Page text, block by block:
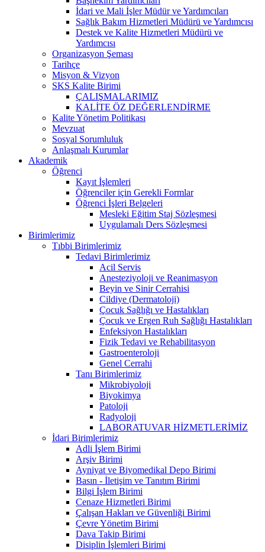
İdari ve Mali İşler Müdür ve Yardımcıları
Sağlık Bakım Hizmetleri Müdürü ve Yardımcısı
Destek ve Kalite Hizmetleri Müdürü ve
Yardımcısı
Organizasyon Şeması
Tarihçe
Misyon & Vizyon
SKS Kalite Birimi
ÇALIŞMALARIMIZ
KALİTE ÖZ DEĞERLENDİRME
Kalite Yönetim Politikası
Mevzuat
Sosyal Sorumluluk
Anlaşmalı Kurumlar
Akademik
Öğrenci
Kayıt İşlemleri
Öğrenciler için Gerekli Formlar
Öğrenci İşleri Belgeleri
Mesleki Eğitim Staj Sözleşmesi
Uygulamalı Ders Sözleşmesi
Birimlerimiz
Tıbbi Birimlerimiz
Tedavi Birimlerimiz
Acil Servis
Anesteziyoloji ve Reanimasyon
Beyin ve Sinir Cerrahisi
Cildiye (Dermatoloji)
Çocuk Sağlığı ve Hastalıkları
Çocuk ve Ergen Ruh Sağlığı Hastalıkları
Enfeksiyon Hastalıkları
Fizik Tedavi ve Rehabilitasyon
Gastroenteroloji
Genel Cerrahi
Tanı Birimlerimiz
Mikrobiyoloji
Biyokimya
Patoloji
Radyoloji
LABORATUVAR HİZMETLERİMİZ
İdari Birimlerimiz
Adli İşlem Birimi
Arşiv Birimi
Ayniyat ve Biyomedikal Depo Birimi
Basın - İletişim ve Tanıtım Birimi
Bilgi İşlem Birimi
Cenaze Hizmetleri Birimi
Çalışan Hakları ve Güvenliği Birimi
Çevre Yönetim Birimi
Dava Takip Birimi
Disiplin İşlemleri Birimi